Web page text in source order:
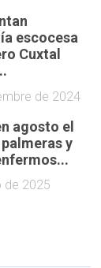
escocesa
Cuxtal
de 2024
agosto el
y
de 2025